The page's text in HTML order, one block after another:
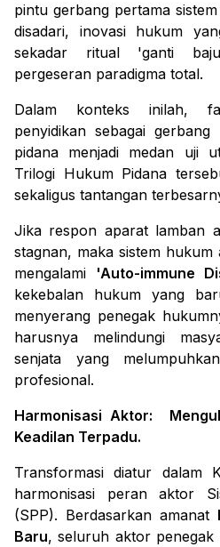
pintu gerbang pertama
disadari, inovasi hukum
sekadar ritual 'ganti
pergeseran paradigma total.
Dalam konteks inilah,
penyidikan sebagai
pidana menjadi medan uji
Trilogi Hukum Pidana
sekaligus tantangan
Jika respon aparat lamban
stagnan, maka sistem
mengalami
'Auto-immune
kekebalan hukum yang
menyerang penegak
harusnya melindungi
senjata yang
profesional.
Harmonisasi Aktor:
Keadilan Terpadu.
Transformasi diatur dalam
harmonisasi peran aktor
(SPP). Berdasarkan amanat
Baru, seluruh aktor penegak